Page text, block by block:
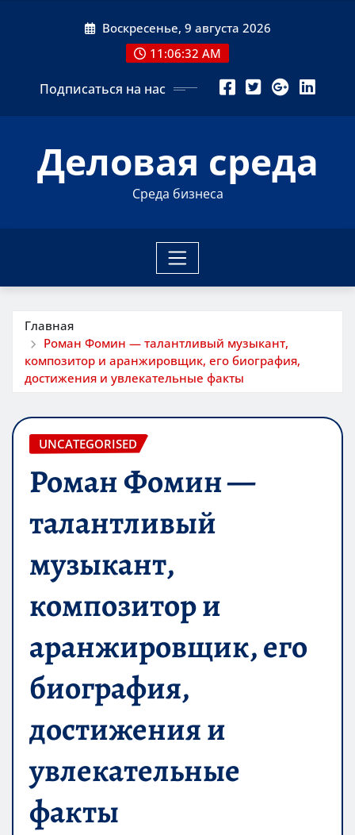
Воскресенье, 9 августа 2026
11:06:33 AM
Подписаться на нас
Деловая среда
Среда бизнеса
Главная
Роман Фомин — талантливый музыкант,
композитор и аранжировщик, его биография,
достижения и увлекательные факты
UNCATEGORISED
Роман Фомин —
талантливый
музыкант,
композитор и
аранжировщик, его
биография,
достижения и
увлекательные
факты